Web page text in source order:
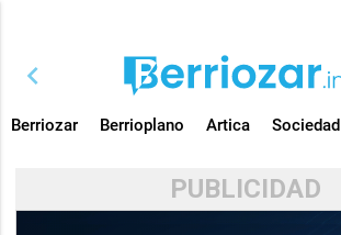
chevron_left
Berriozar Berrioplano Artica Sociedad
PUBLICIDAD